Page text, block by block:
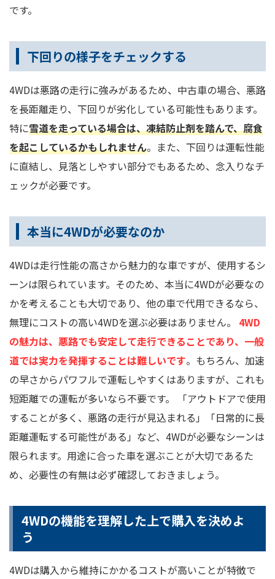
です。
下回りの様子をチェックする
4WDは悪路の走行に強みがあるため、中古車の場合、悪路
を長距離走り、下回りが劣化している可能性もあります。
特に雪道を走っている場合は、凍結防止剤を踏んで、腐食
を起こしているかもしれません。また、下回りは運転性能
に直結し、見落としやすい部分でもあるため、念入りなチ
ェックが必要です。
本当に4WDが必要なのか
4WDは走行性能の高さから魅力的な車ですが、使用するシ
ーンは限られています。そのため、本当に4WDが必要なの
かを考えることも大切であり、他の車で代用できるなら、
無理にコストの高い4WDを選ぶ必要はありません。 4WD
の魅力は、悪路でも安定して走行できることであり、一般
道では実力を発揮することは難しいです。もちろん、加速
の早さからパワフルで運転しやすくはありますが、これも
短距離での運転が多いなら不要です。 「アウトドアで使用
することが多く、悪路の走行が見込まれる」「日常的に長
距離運転する可能性がある」など、4WDが必要なシーンは
限られます。用途に合った車を選ぶことが大切であるた
め、必要性の有無は必ず確認しておきましょう。
4WDの機能を理解した上で購入を決めよ
う
4WDは購入から維持にかかるコストが高いことが特徴で